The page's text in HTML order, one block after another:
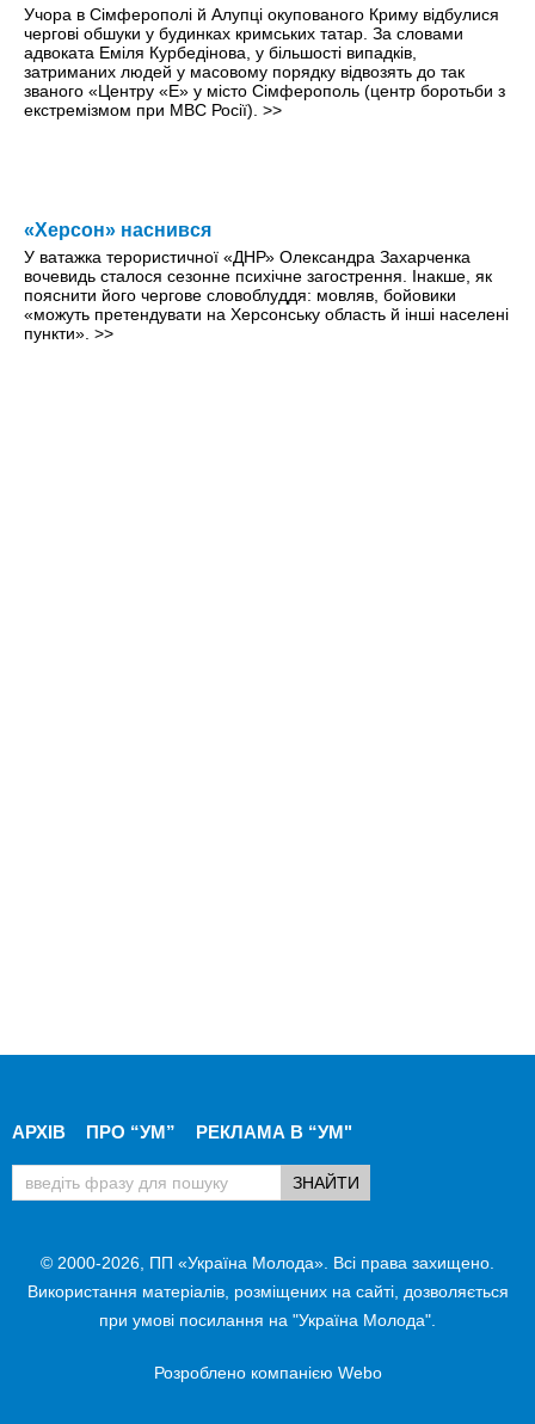
Учора в Сімферополі й Алупці окупованого Криму відбулися
чергові обшуки у будинках кримських татар. За словами
адвоката Еміля Курбедінова, у більшості випадків,
затриманих людей у масовому порядку відвозять до так
званого «Центру «Е» у місто Сімферополь (центр боротьби з
екстремізмом при МВС Росії). >>
«Херсон» наснився
У ватажка терористичної «ДНР» Олександра Захарченка
вочевидь сталося сезонне психічне загострення. Інакше, як
пояснити його чергове словоблуддя: мовляв, бойовики
«можуть претендувати на Херсонську область й інші населені
пункти». >>
АРХІВ ПРО “УМ” РЕКЛАМА В “УМ"
© 2000-2026, ПП «Україна Молода». Всі права захищено.
Використання матеріалів, розміщених на сайті, дозволяється
при умові посилання на "Україна Молода".
Розроблено компанією Webo